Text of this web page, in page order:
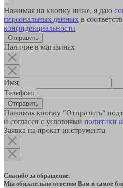
Нажимая на кнопку ниже, я даю
персональных данных в
конфиденциальности
Наличие в магазинах
Имя:
Телефон:
Отправить
Нажимая кнопку "Отправить"
и согласен с условиями политики
Заявка на прокат инструмента
Спасибо за обращение.
Мы обязательно ответим Вам в самое